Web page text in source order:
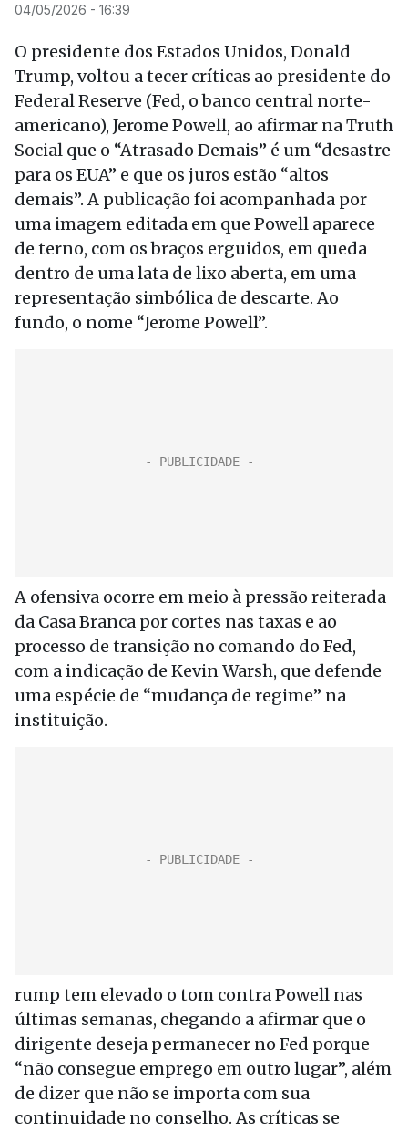
04/05/2026 - 16:39
O presidente dos Estados Unidos, Donald
Trump, voltou a tecer críticas ao presidente do
Federal Reserve (Fed, o banco central norte-
americano), Jerome Powell, ao afirmar na Truth
Social que o “Atrasado Demais” é um “desastre
para os EUA” e que os juros estão “altos
demais”. A publicação foi acompanhada por
uma imagem editada em que Powell aparece
de terno, com os braços erguidos, em queda
dentro de uma lata de lixo aberta, em uma
representação simbólica de descarte. Ao
fundo, o nome “Jerome Powell”.
A ofensiva ocorre em meio à pressão reiterada
da Casa Branca por cortes nas taxas e ao
processo de transição no comando do Fed,
com a indicação de Kevin Warsh, que defende
uma espécie de “mudança de regime” na
instituição.
rump tem elevado o tom contra Powell nas
últimas semanas, chegando a afirmar que o
dirigente deseja permanecer no Fed porque
“não consegue emprego em outro lugar”, além
de dizer que não se importa com sua
continuidade no conselho. As críticas se